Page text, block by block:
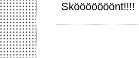
Skööööööönt!!!!